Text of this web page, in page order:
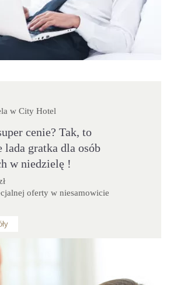
w City Hotel
cenie? Tak, to
gratka dla osób
w niedzielę !
oferty w niesamowicie